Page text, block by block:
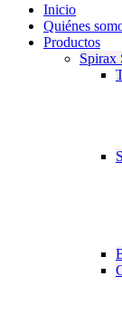
Inicio
Quiénes
Productos
Spirax